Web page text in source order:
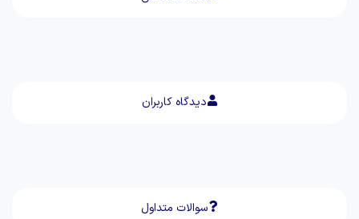
دیدگاه کاربران
سوالات متداول